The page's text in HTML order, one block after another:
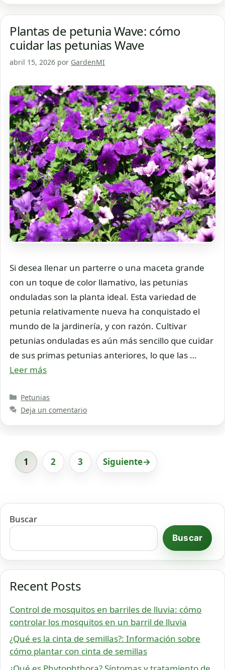
Plantas de petunia Wave: cómo
cuidar las petunias Wave
abril 15, 2026 por GardenMI
Si desea llenar un parterre o una maceta grande
con un toque de color llamativo, las petunias
onduladas son la planta ideal. Esta variedad de
petunia relativamente nueva ha conquistado el
mundo de la jardinería, y con razón. Cultivar
petunias onduladas es aún más sencillo que cuidar
de sus primas petunias anteriores, lo que las …
Leer más
Categorías
Petunias
Deja un comentario
Página
1 Página
2 Página
3 Siguiente→
Buscar
Buscar
Recent Posts
Control de mosquitos en barriles de lluvia: cómo
controlar los mosquitos en un barril de lluvia
¿Qué es la cinta de semillas?: Información sobre
cómo plantar con cinta de semillas